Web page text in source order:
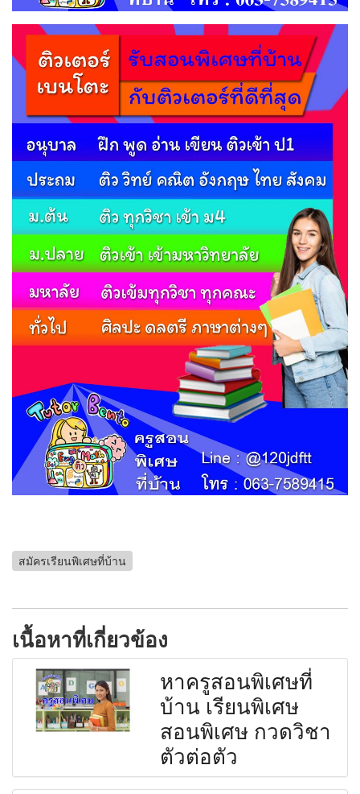
สมัครเรียนพิเศษที่บ้าน
เนื้อหาที่เกี่ยวข้อง
หาครูสอนพิเศษที่
บ้าน เรียนพิเศษ
สอนพิเศษ กวดวิชา
ตัวต่อตัว